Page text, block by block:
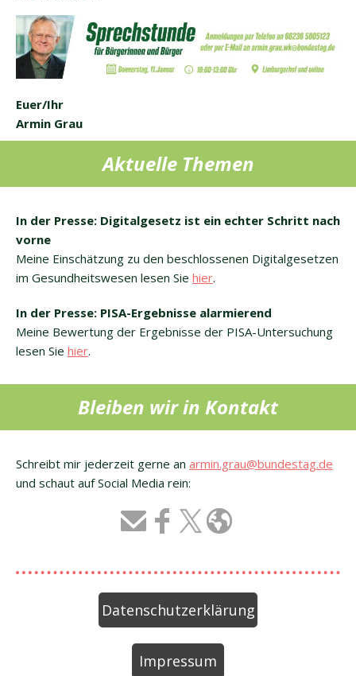
Euer/Ihr
Armin Grau
Aktuelle Themen
In der Presse: Digitalgesetz ist ein echter Schritt nach
vorne
Meine Einschätzung zu den beschlossenen Digitalgesetzen
im Gesundheitswesen lesen Sie hier.
In der Presse: PISA-Ergebnisse alarmierend
Meine Bewertung der Ergebnisse der PISA-Untersuchung
lesen Sie hier.
Bleiben wir in Kontakt
Schreibt mir jederzeit gerne an armin.grau@bundestag.de
und schaut auf Social Media rein:
Datenschutzerklärung
Impressum